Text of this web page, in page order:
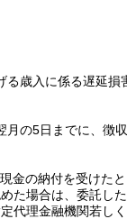
る歳入に係る遅延損
月の5日までに、徴
金の納付を受けた
た場合は、委託し
代理金融機関若し